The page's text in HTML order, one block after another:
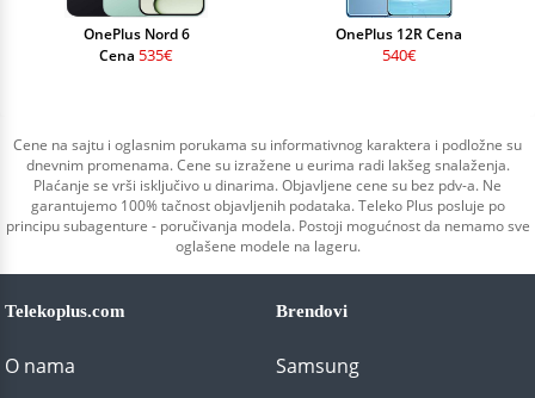
OnePlus Nord 6
Cena 535€
OnePlus 12R Cena
540€
Cene na sajtu i oglasnim porukama su informativnog karaktera i podložne su
dnevnim promenama. Cene su izražene u eurima radi lakšeg snalaženja.
Plaćanje se vrši isključivo u dinarima. Objavljene cene su bez pdv-a. Ne
garantujemo 100% tačnost objavljenih podataka. Teleko Plus posluje po
principu subagenture - poručivanja modela. Postoji mogućnost da nemamo sve
oglašene modele na lageru.
Telekoplus.com
O nama
Brendovi
Samsung